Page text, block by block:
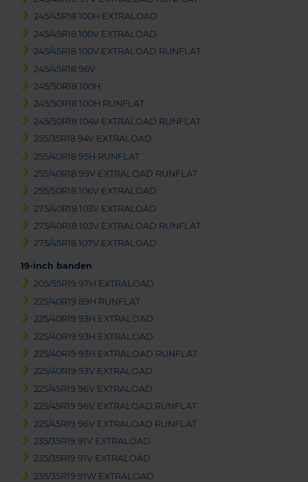
245/45R18 100H EXTRALOAD
245/45R18 100V EXTRALOAD
245/45R18 100V EXTRALOAD RUNFLAT
245/45R18 96V
245/50R18 100H
245/50R18 100H RUNFLAT
245/50R18 104V EXTRALOAD RUNFLAT
255/35R18 94V EXTRALOAD
255/40R18 95H RUNFLAT
255/40R18 99V EXTRALOAD RUNFLAT
255/50R18 106V EXTRALOAD
275/40R18 103V EXTRALOAD
275/40R18 103V EXTRALOAD RUNFLAT
275/45R18 107V EXTRALOAD
19-inch banden
205/55R19 97H EXTRALOAD
225/40R19 89H RUNFLAT
225/40R19 93H EXTRALOAD
225/40R19 93H EXTRALOAD
225/40R19 93H EXTRALOAD RUNFLAT
225/40R19 93V EXTRALOAD
225/45R19 96V EXTRALOAD
225/45R19 96V EXTRALOAD RUNFLAT
225/45R19 96V EXTRALOAD RUNFLAT
235/35R19 91V EXTRALOAD
235/35R19 91V EXTRALOAD
235/35R19 91W EXTRALOAD